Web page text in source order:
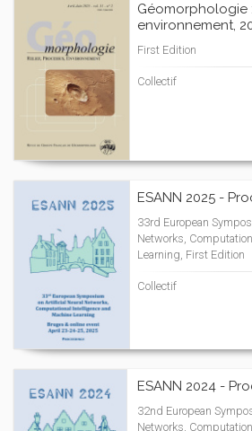
Géomorphologie
environnement,
First Edition
Collectif
ESANN 2025 -
33rd European
Networks,
Learning, First Edition
Collectif
ESANN 2024 -
32nd European
Networks,